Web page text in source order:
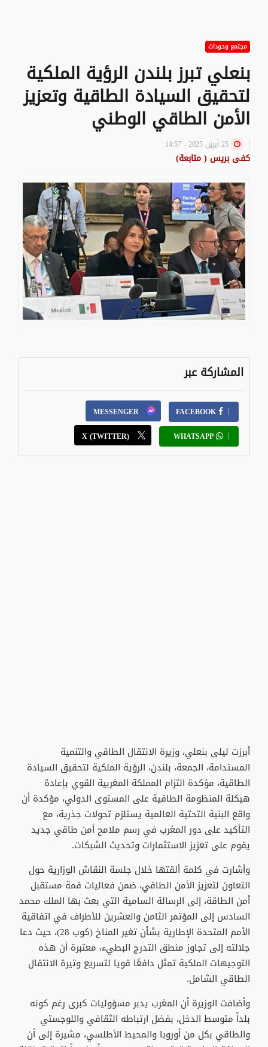
مجتمع وحوداث
بنعلي تبرز بلندن الرؤية الملكية
لتحقيق السيادة الطاقية وتعزيز
الأمن الطاقي الوطني
كفى بريس ( متابعة)
المشاركة عبر
FACEBOOK
MESSENGER
WHATSAPP
X (TWITTER)
أبرزت ليلى بنعلي، وزيرة الانتقال الطاقي والتنمية
المستدامة، الجمعة، بلندن، الرؤية الملكية لتحقيق السيادة
الطاقية، مؤكدة التزام المملكة المغربية القوي بإعادة
هيكلة المنظومة الطاقية على المستوى الدولي، مؤكدة أن
واقع البنية التحتية العالمية يستلزم تحولات جذرية، مع
التأكيد على دور المغرب في رسم ملامح أمن طاقي جديد
يقوم على تعزيز الاستثمارات وتحديث الشبكات.
وأشارت في كلمة ألقتها خلال جلسة النقاش الوزارية حول
التعاون لتعزيز الأمن الطاقي، ضمن فعاليات قمة مستقبل
أمن الطاقة، إلى الرسالة السامية التي بعث بها الملك محمد
السادس إلى المؤتمر الثامن والعشرين للأطراف في اتفاقية
الأمم المتحدة الإطارية بشأن تغير المناخ (كوب 28)، حيث دعا
جلالته إلى تجاوز منطق التدرج البطيء، معتبرة أن هذه
التوجيهات الملكية تمثل دافعًا قويا لتسريع وتيرة الانتقال
الطاقي الشامل.
وأضافت الوزيرة أن المغرب يدبر مسؤوليات كبرى رغم كونه
بلداً متوسط الدخل، بفضل ارتباطه الثقافي واللوجستي
والطاقي بكل من أوروبا والمحيط الأطلسي، مشيرة إلى أن